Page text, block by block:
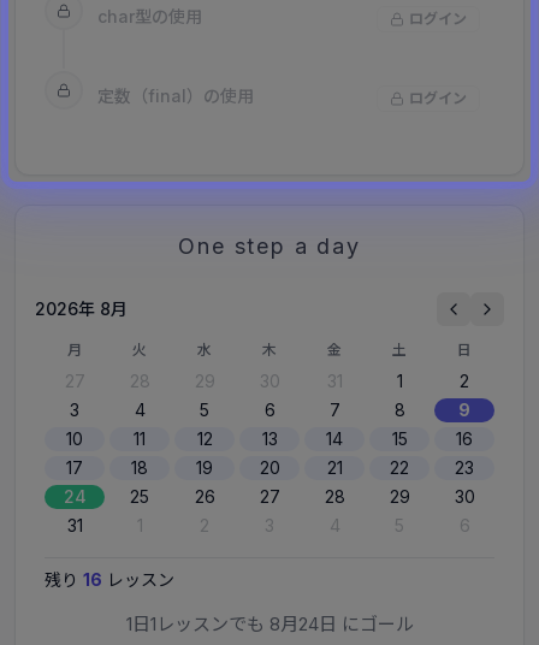
char型の使用 ログイン
定数（final）の使用 ログイン
One step a day
2026年 8月
月 火 水 木 金 土 日
27 28 29 30 31 1
2
3
4 5 6 7 8
9
10
11 12 13 14 15
16
17
18 19 20 21 22
23
24
25 26 27 28 29
30
31
1 2 3 4 5 6
残り 16 レッスン
1日1レッスンでも 8月24日 にゴール